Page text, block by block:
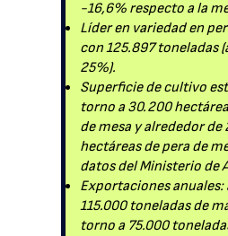
-16,6% respecto a la
Líder en variedad en
con 125.897 toneladas
25%).
Superficie de cultivo
torno a 30.200
de mesa y alrededor de
hectáreas de pera de
datos del Ministerio de
Exportaciones anuales:
115.000 toneladas de
torno a 75.000